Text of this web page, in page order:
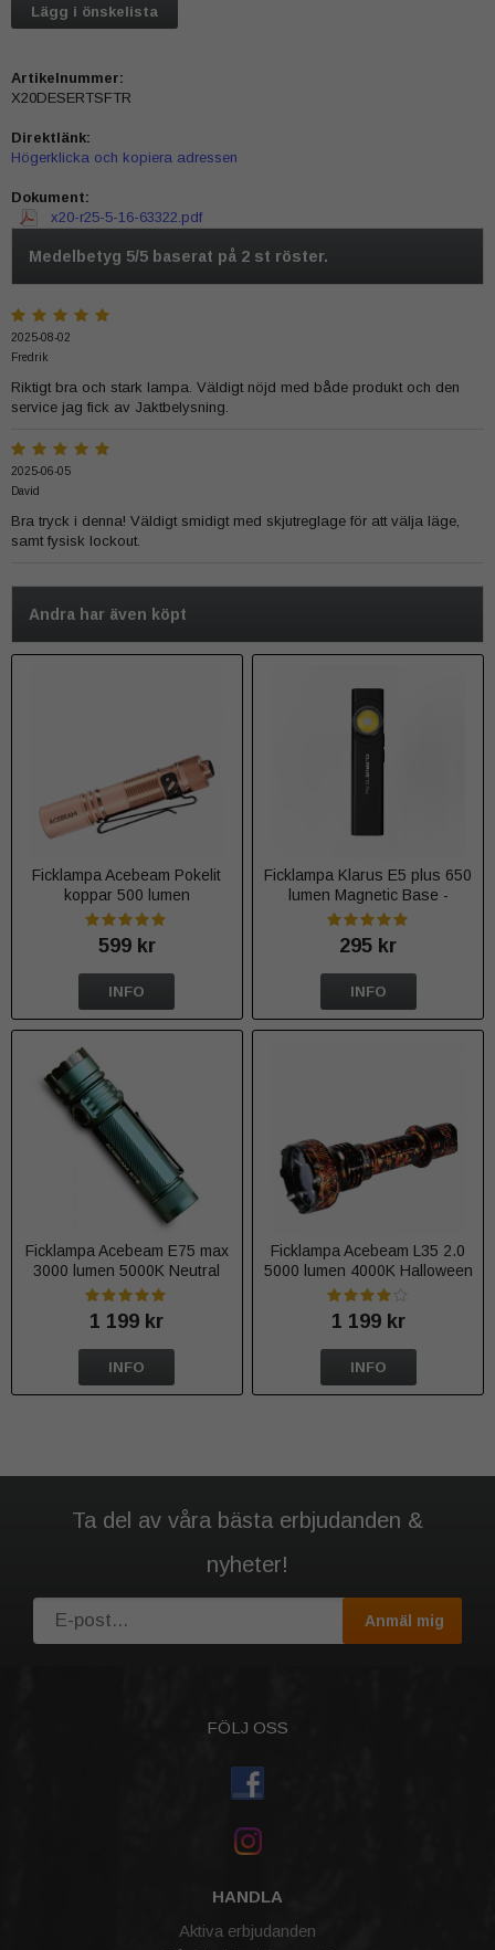
Lägg i önskelista
Artikelnummer:
X20DESERTSFTR
Direktlänk:
Högerklicka och kopiera adressen
Dokument:
x20-r25-5-16-63322.pdf
Medelbetyg 5/5 baserat på 2 st röster.
2025-08-02
Fredrik
Riktigt bra och stark lampa. Väldigt nöjd med både produkt och den
service jag fick av Jaktbelysning.
2025-06-05
David
Bra tryck i denna! Väldigt smidigt med skjutreglage för att välja läge,
samt fysisk lockout.
Andra har även köpt
Ficklampa Acebeam Pokelit
koppar 500 lumen
599 kr
INFO
Ficklampa Klarus E5 plus 650
lumen Magnetic Base -
Färgval
295 kr
INFO
Ficklampa Acebeam E75 max
3000 lumen 5000K Neutral
White Nichia 519A CRI90 Blå
1 199 kr
INFO
Ficklampa Acebeam L35 2.0
5000 lumen 4000K Halloween
camo Limited edition - Varmvit
1 199 kr
INFO
Ta del av våra bästa erbjudanden &
nyheter!
Anmäl mig
FÖLJ OSS
HANDLA
Aktiva erbjudanden